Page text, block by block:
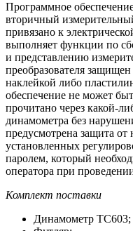
Программное
вторичный
привязано к
выполняет функции по
и представлению
преобразователя
наклейкой либо
обеспечение не может
прочитано через какой-
динамометра без
предусмотрена защита
установленных
паролем, который
оператора при
Комплект поставки
Динамометр ТС603;